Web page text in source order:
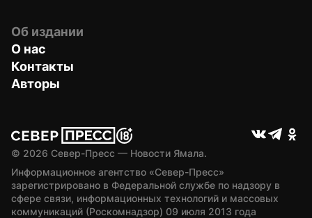
Об издании
О нас
Контакты
Авторы
© 2026 Север-Пресс — Новости Ямала.
Информационное агентство «Север-Пресс»
зарегистрировано в Федеральной службе по надзору в
сфере связи, информационных технологий и массовых
коммуникаций (Роскомнадзор) 09 июля 2013 года